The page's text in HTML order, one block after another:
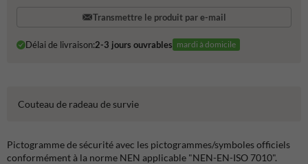
Transmettre le produit par e-mail
Délai de livraison:2-3 jours ouvrables mardi à domicile
Couteau de radeau de survie
Pictogramme de sécurité avec les pictogrammes/symboles officiels
conformément à la norme NEN applicable "NEN-EN-ISO 7010".